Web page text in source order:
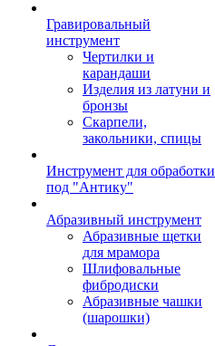
Гравировальный
инструмент
Чертилки и
карандаши
Изделия из латуни и
бронзы
Скарпели,
закольники, спицы
Инструмент для обработки
под "Антику"
Абразивный инструмент
Абразивные щетки
для мрамора
Шлифовальные
фибродиски
Абразивные чашки
(шарошки)